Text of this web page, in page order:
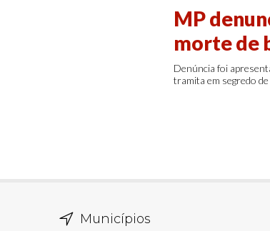
MP
morte de
Denúncia foi
tramita em segredo
Municípios